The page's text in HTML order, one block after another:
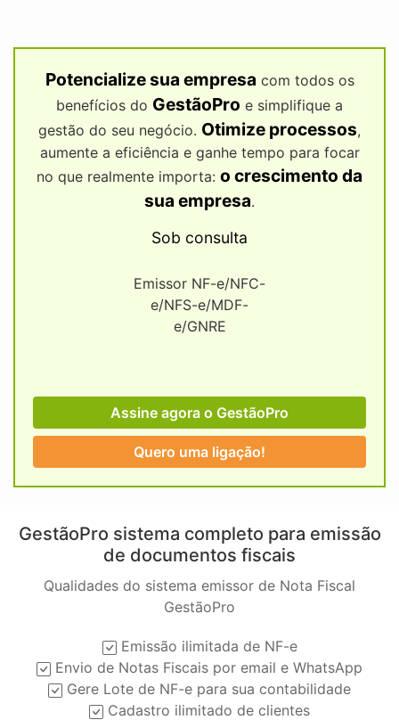
Potencialize sua empresa com todos os
benefícios do GestãoPro e simplifique a
gestão do seu negócio. Otimize processos,
aumente a eficiência e ganhe tempo para focar
no que realmente importa: o crescimento da
sua empresa.
Sob consulta
Emissor NF-e/NFC-
e/NFS-e/MDF-
e/GNRE
Assine agora o GestãoPro
Quero uma ligação!
GestãoPro sistema completo para emissão
de documentos fiscais
Qualidades do sistema emissor de Nota Fiscal
GestãoPro
Emissão ilimitada de NF-e
Envio de Notas Fiscais por email e WhatsApp
Gere Lote de NF-e para sua contabilidade
Cadastro ilimitado de clientes